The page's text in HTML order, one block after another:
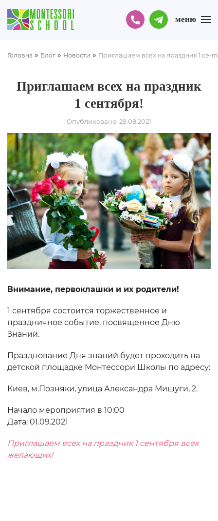
меню
Головна » Блог » Новости » Приглашаем всех на праздник 1
Приглашаем всех на праздник
1 сентября!
Опубликовано: 29.08.2021
Внимание, первоклашки и их родители!
1 сентября состоится торжественное и
праздничное событие, посвященное Дню
Знаний.
Празднование Дня знаний будет проходить на
детской площадке Монтессори Школы по адресу:
Киев, м.Позняки, улица Александра Мишуги, 2.
Начало мероприятия в 10:00
Дата: 01.09.2021
Приглашаем всех на праздник 1 сентября всех
желающих!